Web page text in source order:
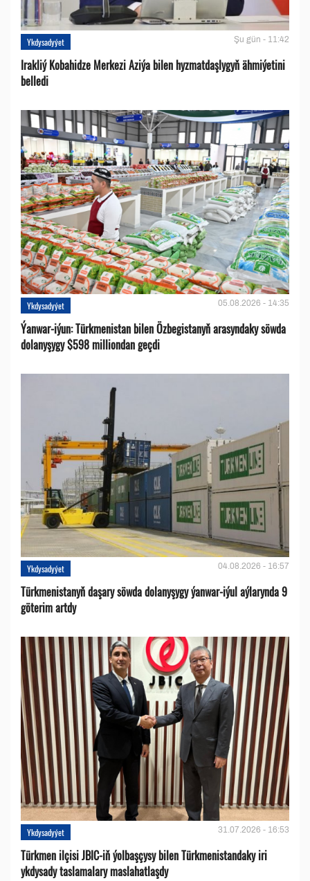
Ykdysadyýet Şu gün - 11:42
Irakliý Kobahidze Merkezi Aziýa bilen hyzmatdaşlygyň ähmiýetini
belledi
Ykdysadyýet 05.08.2026 - 14:35
Ýanwar-iýun: Türkmenistan bilen Özbegistanyň arasyndaky söwda
dolanyşygy $598 milliondan geçdi
Ykdysadyýet 04.08.2026 - 16:57
Türkmenistanyň daşary söwda dolanyşygy ýanwar-iýul aýlarynda 9
göterim artdy
Ykdysadyýet 31.07.2026 - 16:53
Türkmen ilçisi JBIC-iň ýolbaşçysy bilen Türkmenistandaky iri
ykdysady taslamalary maslahatlaşdy